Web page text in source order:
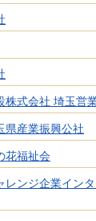
株式会社 埼玉営
県産業振興公社
花福祉会
レンジ企業イン